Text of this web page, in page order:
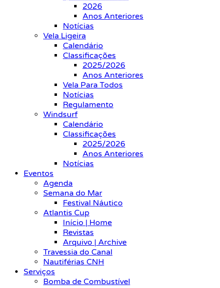
2026
Anos Anteriores
Notícias
Vela Ligeira
Calendário
Classificações
2025/2026
Anos Anteriores
Vela Para Todos
Notícias
Regulamento
Windsurf
Calendário
Classificações
2025/2026
Anos Anteriores
Notícias
Eventos
Agenda
Semana do Mar
Festival Náutico
Atlantis Cup
Início | Home
Revistas
Arquivo | Archive
Travessia do Canal
Nautiférias CNH
Serviços
Bomba de Combustível